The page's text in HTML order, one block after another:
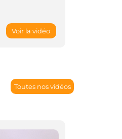
Voir la vidéo
Toutes nos vidéos